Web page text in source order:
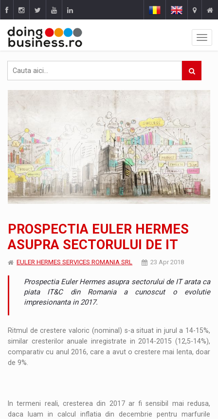
PROSPECTIA EULER HERMES
ASUPRA SECTORULUI DE IT
EULER HERMES SERVICES ROMANIA SRL 23 Apr 2018
Prospectia Euler Hermes asupra sectorului de IT arata ca
piata IT&C din Romania a cunoscut o evolutie
impresionanta in 2017.
Ritmul de crestere valoric (nominal) s-a situat in jurul a 14-15%,
similar cresterilor anuale inregistrate in 2014-2015 (12,5-14%),
comparativ cu anul 2016, care a avut o crestere mai lenta, doar
de 9%.
In termeni reali, cresterea din 2017 ar fi sensibil mai redusa,
daca luam in calcul inflatia din decembrie pentru marfurile